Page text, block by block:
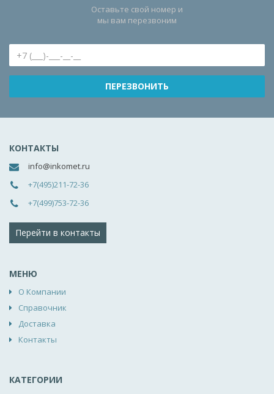
Оставьте свой номер и
мы вам перезвоним
КОНТАКТЫ
info@inkomet.ru
+7(495)211-72-36
+7(499)753-72-36
Перейти в контакты
МЕНЮ
О Компании
Справочник
Доставка
Контакты
КАТЕГОРИИ